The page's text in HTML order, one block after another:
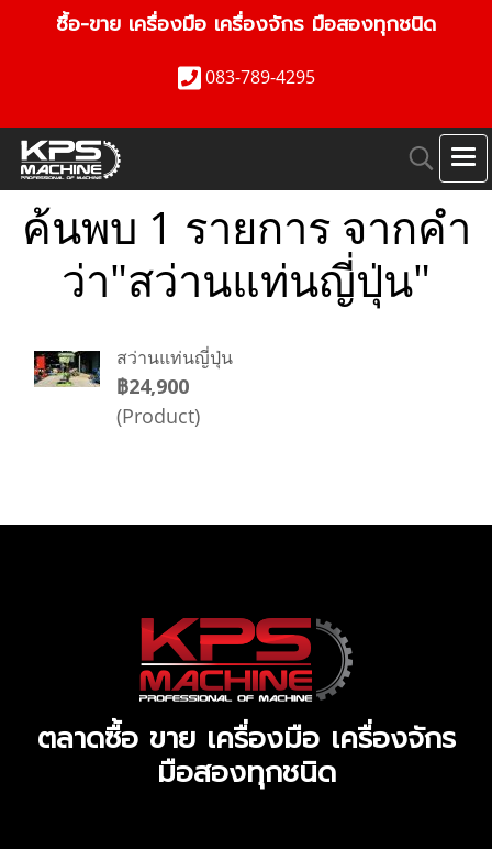
ซื้อ-ขาย เครื่องมือ เครื่องจักร มือสองทุกชนิด
083-789-4295
ค้นพบ 1 รายการ จากคำ
ว่า"สว่านแท่นญี่ปุ่น"
สว่านแท่นญี่ปุ่น
฿24,900
(Product)
ตลาดซื้อ ขาย เครื่องมือ เครื่องจักร
มือสองทุกชนิด